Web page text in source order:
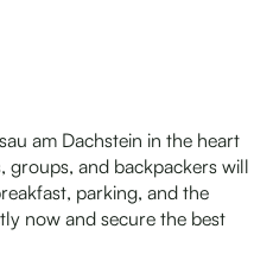
am Dachstein in the heart
groups, and backpackers will
parking, and the
now and secure the best